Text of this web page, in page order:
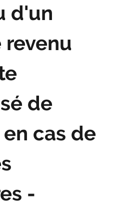
d'un
revenu
de
cas de
-